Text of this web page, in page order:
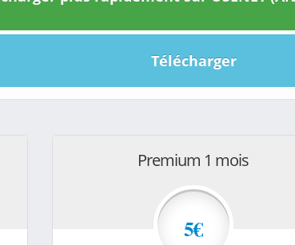
Télécharger
Premium 1 mois
5€